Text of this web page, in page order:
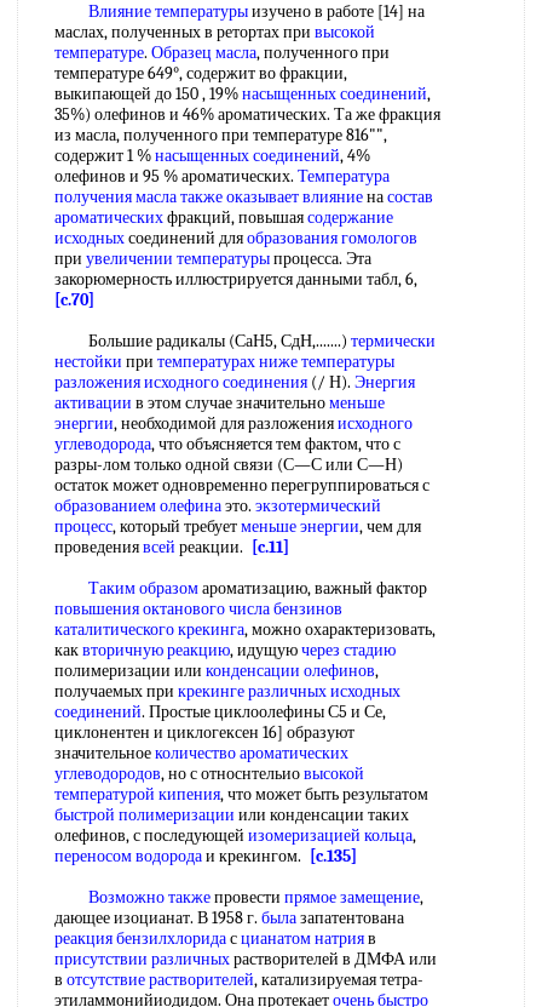
Влияние температурыизучено в работе [14] на
маслах, полученных в ретортах при высокой
температуре. Образец масла, полученного при
температуре 649°, содержит во фракции,
выкипающей до 150 , 19%насыщенных соединений,
35%) олефинов и 46% ароматических. Та же фракция
из масла, полученного при температуре 816"",
содержит 1 %насыщенных соединений, 4%
олефинов и 95 % ароматических. Температура
получениямасла такжеоказывает влияниенасостав
ароматическихфракций, повышаясодержание
исходныхсоединений дляобразования гомологов
при увеличении температурыпроцесса. Эта
закорюмерность иллюстрируется данными табл, 6,
[c.70]
Большие радикалы (СаН5, СдН,.......) термически
нестойки при температурах ниже температуры
разложенияисходного соединения (/ Н). Энергия
активации в этом случае значительноменьше
энергии, необходимой для разложенияисходного
углеводорода, что объясняется тем фактом, что с
разры-лом только одной связи (С—С или С—Н)
остаток может одновременно перегруппироваться с
образованием олефинаэто. экзотермический
процесс, который требуетменьше энергии, чем для
проведениявсей реакции.
[c.11]
Таким образомароматизацию, важный фактор
повышения октанового числа бензинов
каталитического крекинга, можно охарактеризовать,
каквторичную реакцию, идущуючерез стадию
полимеризации или конденсации олефинов,
получаемых при крекинге различныхисходных
соединений. Простые циклоолефины С5 и Се,
циклонентен и циклогексен 16] образуют
значительноеколичество ароматических
углеводородов, но с относнтельиовысокой
температурой кипения, что может быть результатом
быстрой полимеризации или конденсации таких
олефинов, с последующей изомеризацией кольца,
переносом водородаи крекингом.
[c.135]
Возможно такжепровести прямое замещение,
дающее изоцианат. В 1958 г. былазапатентована
реакция бензилхлоридасцианатом натрияв
присутствии различныхрастворителей в ДМФА или
в отсутствие растворителей, катализируемая тетра-
этиламмонийиодидом. Она протекаеточень быстро